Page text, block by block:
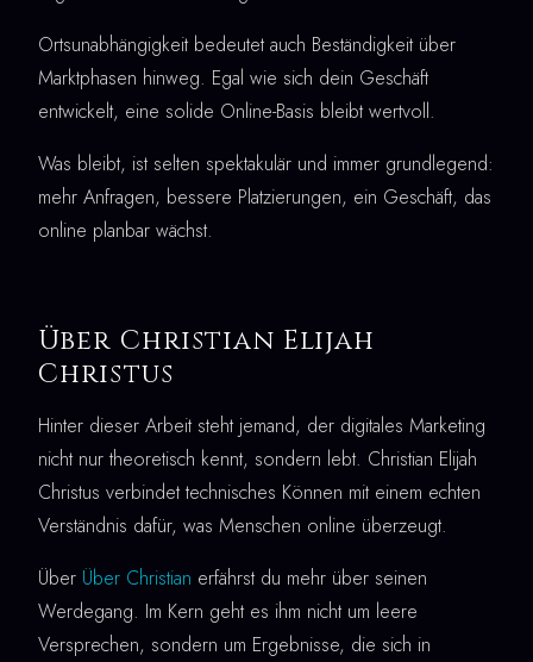
Ortsunabhängigkeit bedeutet auch Beständigkeit über
Marktphasen hinweg. Egal wie sich dein Geschäft
entwickelt, eine solide Online-Basis bleibt wertvoll.
Was bleibt, ist selten spektakulär und immer grundlegend:
mehr Anfragen, bessere Platzierungen, ein Geschäft, das
online planbar wächst.
Über Christian Elijah
Christus
Hinter dieser Arbeit steht jemand, der digitales Marketing
nicht nur theoretisch kennt, sondern lebt. Christian Elijah
Christus verbindet technisches Können mit einem echten
Verständnis dafür, was Menschen online überzeugt.
Über Über Christian erfährst du mehr über seinen
Werdegang. Im Kern geht es ihm nicht um leere
Versprechen, sondern um Ergebnisse, die sich in